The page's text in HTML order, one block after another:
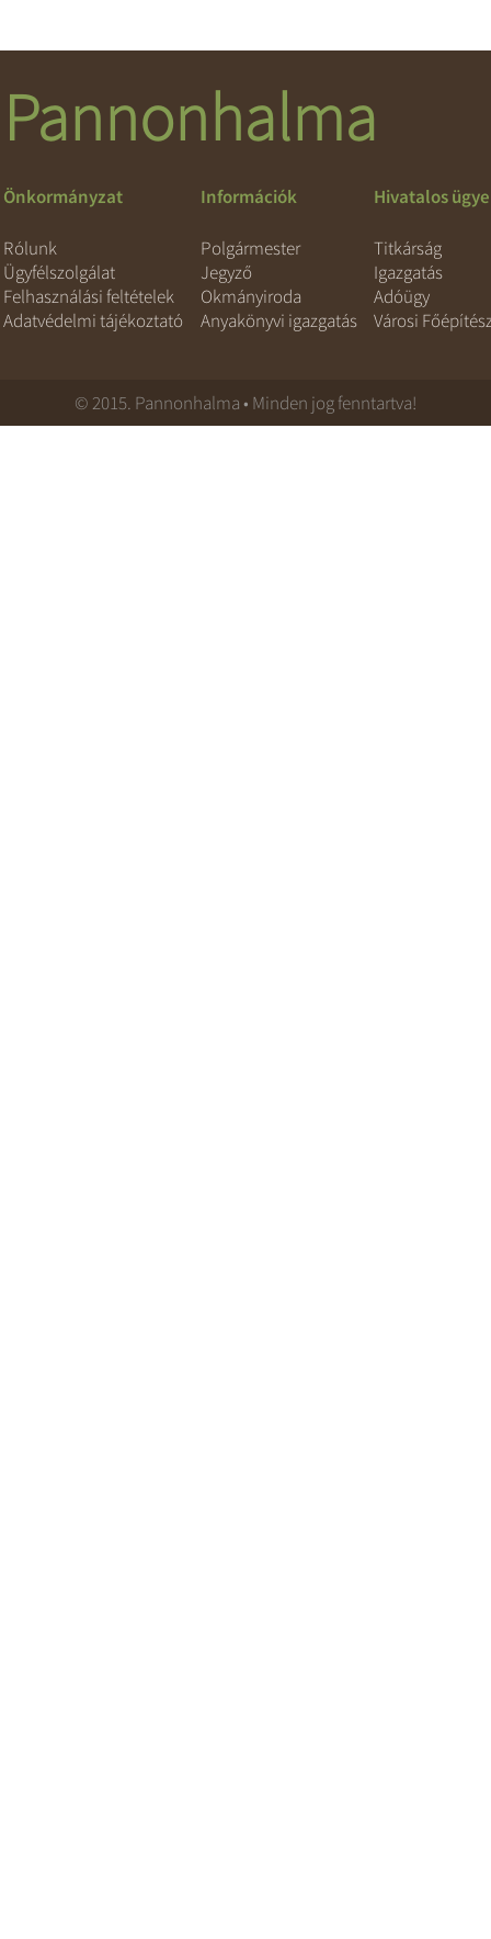
Pannonhalma
Önkormányzat
Rólunk
Ügyfélszolgálat
Felhasználási feltételek
Adatvédelmi tájékoztató
Információk
Polgármester
Jegyző
Okmányiroda
Anyakönyvi igazgatás
Hivatalos
Titkárság
Igazgatás
Adóügy
Városi
© 2015. Pannonhalma • Minden jog fenntartva!